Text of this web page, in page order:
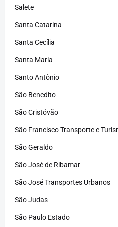
Salete
Santa Catarina
Santa Cecília
Santa Maria
Santo Antônio
São Benedito
São Cristóvão
São Francisco Transporte e
São Geraldo
São José de Ribamar
São José Transportes Urbanos
São Judas
São Paulo Estado